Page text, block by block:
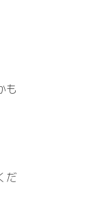
も
だ